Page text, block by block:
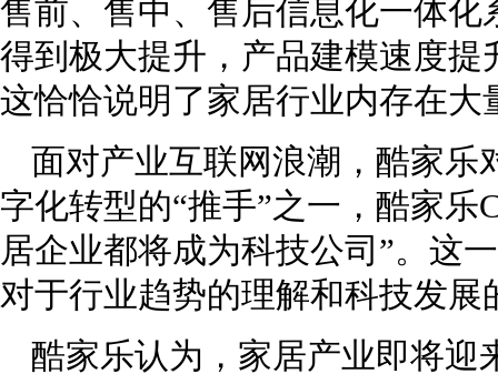
售前、售中、售后信息化一体
得到极大提升，产品建模速度提
这恰恰说明了家居行业内存在大
面对产业互联网浪潮，酷家
字化转型的“推手”之一，酷家乐
居企业都将成为科技公司”。这
对于行业趋势的理解和科技发展
酷家乐认为，家居产业即将